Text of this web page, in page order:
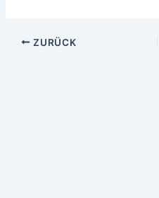
ZURÜCK